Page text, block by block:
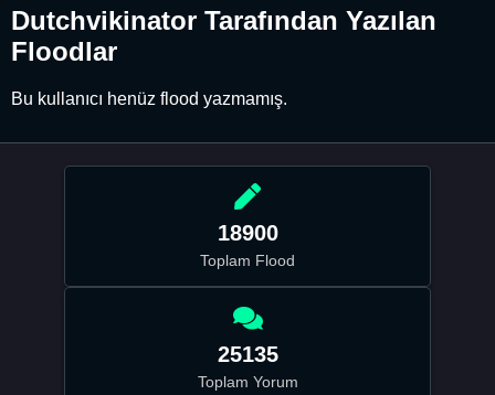
Dutchvikinator Tarafından Yazılan
Floodlar
Bu kullanıcı henüz flood yazmamış.
18900
Toplam Flood
25135
Toplam Yorum